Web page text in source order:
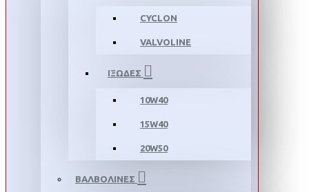
CYCLON
VALVOLINE
ΙΞΩΔΕΣ
10W40
15W40
20W50
ΒΑΛΒΟΛΙΝΕΣ